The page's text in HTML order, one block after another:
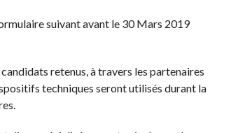
suivant avant le 30 Mars 2019
retenus, à travers les partenaires
techniques seront utilisés durant la